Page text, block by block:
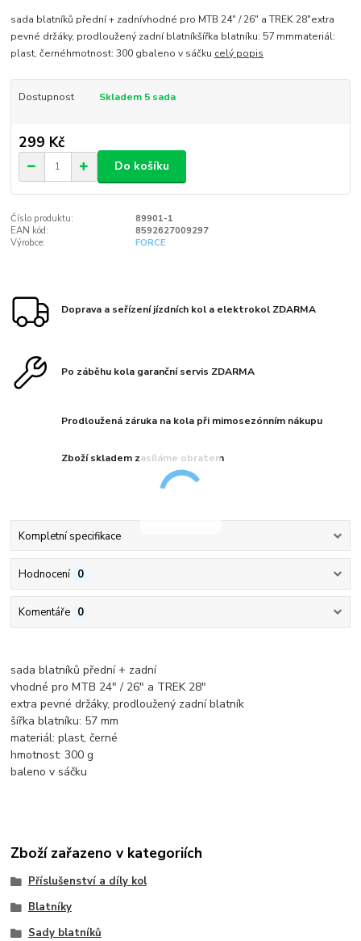
sada blatníků přední + zadnívhodné pro MTB 24" / 26" a TREK 28"extra
pevné držáky, prodloužený zadní blatníkšířka blatníku: 57 mmmateriál:
plast, černéhmotnost: 300 gbaleno v sáčku celý popis
Dostupnost Skladem 5 sada
299 Kč
Do košíku
Číslo produktu:
89901-1
EAN kód:
8592627009297
Výrobce:
FORCE
Doprava a seřízení jízdních kol a elektrokol ZDARMA
Po záběhu kola garanční servis ZDARMA
Prodloužená záruka na kola při mimosezónním nákupu
Zboží skladem zasíláme obratem
Kompletní specifikace
Hodnocení 0
Komentáře 0
sada blatníků přední + zadní
vhodné pro MTB 24" / 26" a TREK 28"
extra pevné držáky, prodloužený zadní blatník
šířka blatníku: 57 mm
materiál: plast, černé
hmotnost: 300 g
baleno v sáčku
Zboží zařazeno v kategoriích
Příslušenství a díly kol
Blatníky
Sady blatníků